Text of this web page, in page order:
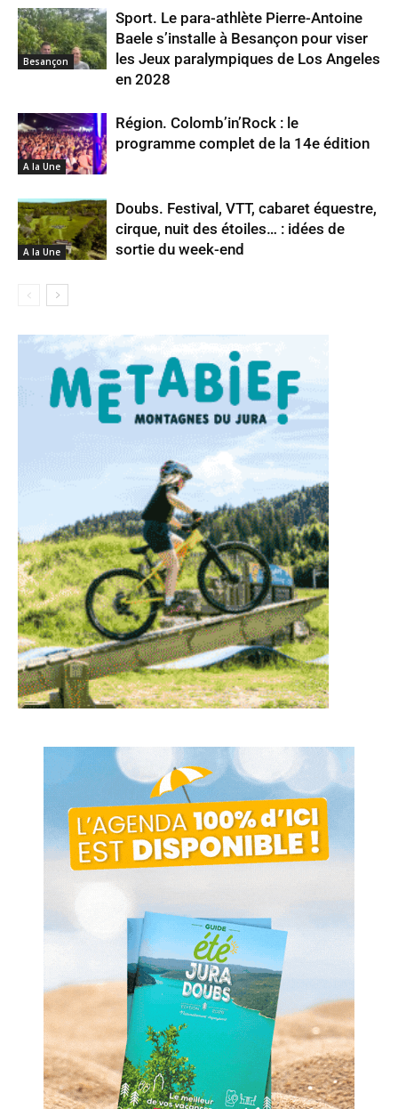
Besançon
Sport. Le para-athlète Pierre-Antoine
Baele s’installe à Besançon pour viser
les Jeux paralympiques de Los Angeles
en 2028
A la Une
Région. Colomb’in’Rock : le
programme complet de la 14e édition
A la Une
Doubs. Festival, VTT, cabaret équestre,
cirque, nuit des étoiles… : idées de
sortie du week-end